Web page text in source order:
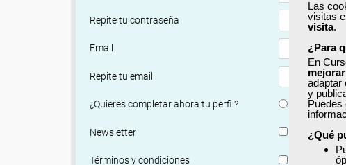
Las
visitas
visita.
¿Para
En
adaptar
y
Puedes
¿Qué
Repite tu contraseña
Email
Repite tu email
¿Quieres completar ahora tu perfil? No,
Newsletter Si, quiero
Términos y condiciones He leído y